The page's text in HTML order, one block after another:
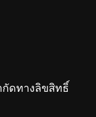
ดทางลิขสิทธิ์